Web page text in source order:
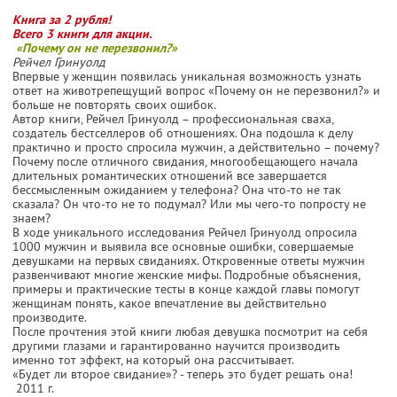
Книга за 2 рубля!
Всего 3 книги для акции.
«Почему он не перезвонил?»
Рейчел Гринуолд
Впервые у женщин появилась уникальная возможность узнать
ответ на животрепещущий вопрос «Почему он не перезвонил?» и
больше не повторять своих ошибок.
Автор книги, Рейчел Гринуолд – профессиональная сваха,
создатель бестселлеров об отношениях. Она подошла к делу
практично и просто спросила мужчин, а действительно – почему?
Почему после отличного свидания, многообещающего начала
длительных романтических отношений все завершается
бессмысленным ожиданием у телефона? Она что-то не так
сказала? Он что-то не то подумал? Или мы чего-то попросту не
знаем?
В ходе уникального исследования Рейчел Гринуолд опросила
1000 мужчин и выявила все основные ошибки, совершаемые
девушками на первых свиданиях. Откровенные ответы мужчин
развенчивают многие женские мифы. Подробные объяснения,
примеры и практические тесты в конце каждой главы помогут
женщинам понять, какое впечатление вы действительно
производите.
После прочтения этой книги любая девушка посмотрит на себя
другими глазами и гарантированно научится производить
именно тот эффект, на который она рассчитывает.
«Будет ли второе свидание»? - теперь это будет решать она!
2011 г.